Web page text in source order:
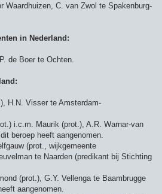
Waardhuizen, C. van Zwol te Spakenburg-
in Nederland:
de Boer te Ochten.
H.N. Visser te Amsterdam-
i.c.m. Maurik (prot.), A.R. Warnar-van
beroep heeft aangenomen.
(prot., wijkgemeente
te Naarden (predikant bij Stichting
(prot.), G.Y. Vellenga te Baambrugge
aangenomen.